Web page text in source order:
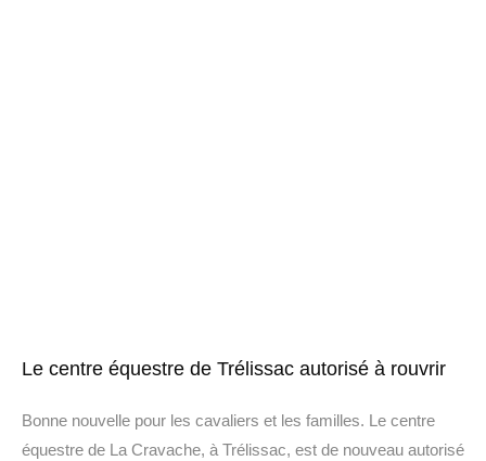
Le centre équestre de Trélissac autorisé à rouvrir
Bonne nouvelle pour les cavaliers et les familles. Le centre
équestre de La Cravache, à Trélissac, est de nouveau autorisé